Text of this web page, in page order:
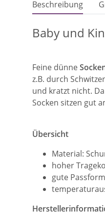
Beschreibung
Baby und
Feine dünne
z.B. durch
und kratzt nicht.
Socken sitzen gut
Übersicht
Material:
hoher
gute Passform